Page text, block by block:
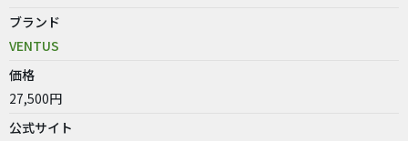
ブランド
VENTUS
価格
27,500円
公式サイト